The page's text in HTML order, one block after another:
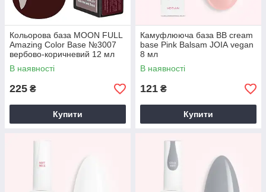
Кольорова база MOON FULL
Amazing Color Base №3007
вербово-коричневий 12 мл
В наявності
225 ₴
Купити
Камуфлююча база BB cream
base Pink Balsam JOIA vegan
8 мл
В наявності
121 ₴
Купити